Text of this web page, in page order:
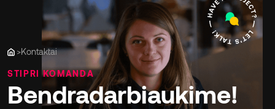
Home
>Kontaktai
STIPRI KOMANDA
Bendradarbiaukime!